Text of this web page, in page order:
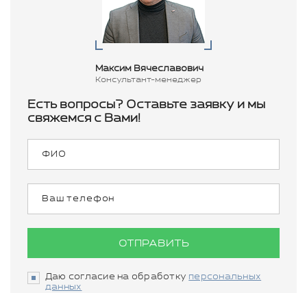
Максим Вячеславович
Консультант-менеджер
Есть вопросы? Оставьте заявку и мы
свяжемся с Вами!
ОТПРАВИТЬ
Даю согласие на обработку персональных
данных